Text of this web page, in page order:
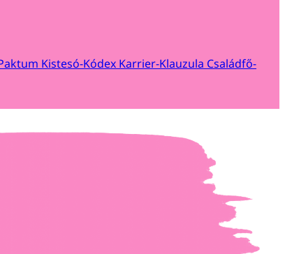
Kistesó-Kódex Karrier-Klauzula Családfő-